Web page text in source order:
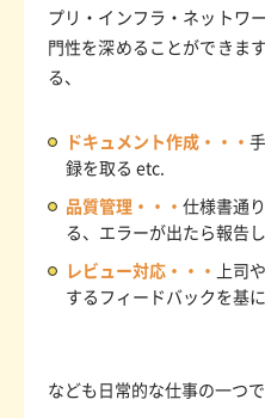
プリ・インフラ・ネットワ
門性を深めることができま
る、
ドキュメント作成・・・
録を取る etc.
品質管理・・・ 仕様書通
る、エラーが出たら報告
レビュー対応・・・ 上司
するフィードバックを基
なども日常的な仕事の一つで